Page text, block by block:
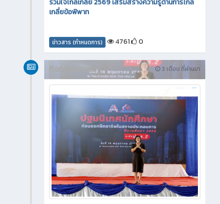
ร่วมใจไกล่เกลี่ย 2569 เสริมสร้างความรู้ด้านการไกล่
เกลี่ยข้อพิพาท
ข่าวสาร (กำหนดการ) 4761 0
3 เดือน ที่ผ่านมา
กิจกรรมภายใน